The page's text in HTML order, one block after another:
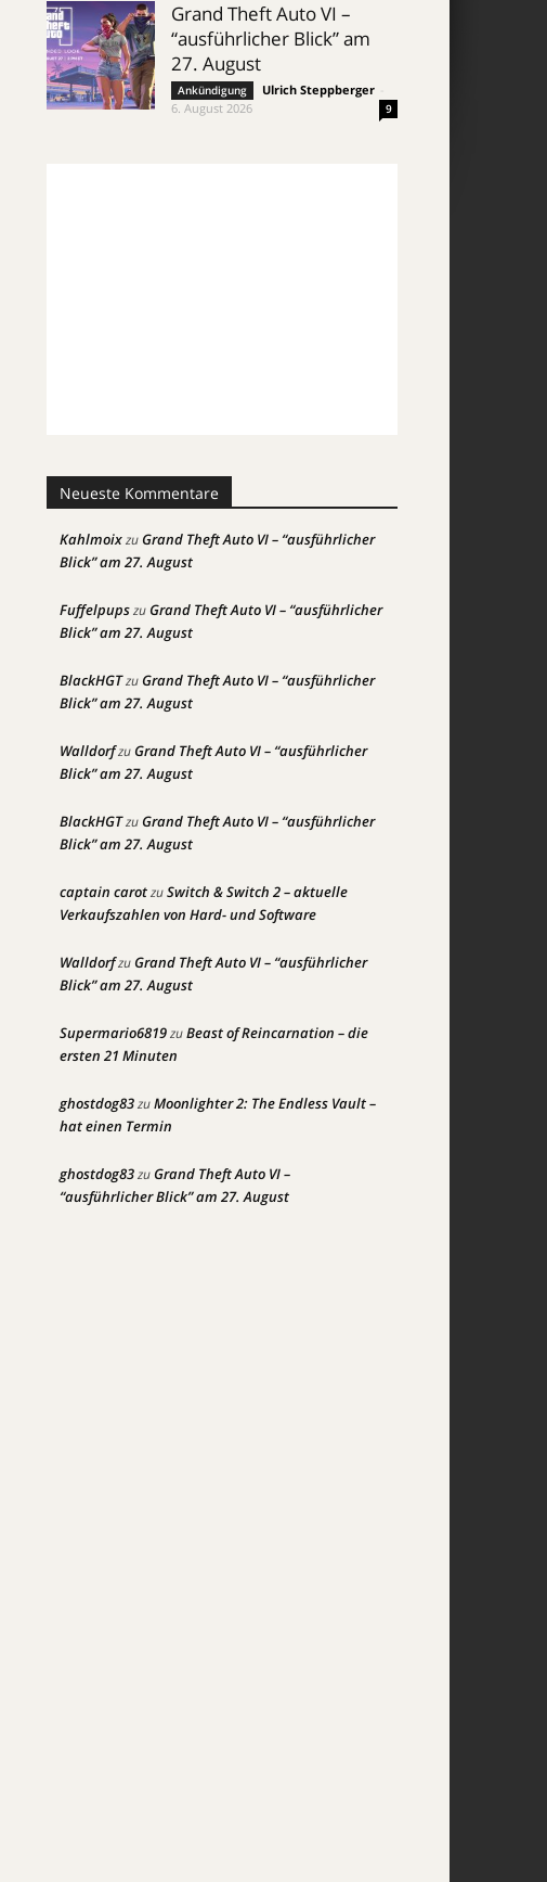
Grand Theft Auto VI –
“ausführlicher Blick” am
27. August
Ankündigung Ulrich Steppberger
6. August 2026
9
Neueste Kommentare
KahlmoixzuGrand Theft Auto VI – “ausführlicher
Blick” am 27. August
FuffelpupszuGrand Theft Auto VI – “ausführlicher
Blick” am 27. August
BlackHGTzuGrand Theft Auto VI – “ausführlicher
Blick” am 27. August
WalldorfzuGrand Theft Auto VI – “ausführlicher
Blick” am 27. August
BlackHGTzuGrand Theft Auto VI – “ausführlicher
Blick” am 27. August
captain carotzuSwitch & Switch 2 – aktuelle
Verkaufszahlen von Hard- und Software
WalldorfzuGrand Theft Auto VI – “ausführlicher
Blick” am 27. August
Supermario6819zuBeast of Reincarnation – die
ersten 21 Minuten
ghostdog83zuMoonlighter 2: The Endless Vault –
hat einen Termin
ghostdog83zuGrand Theft Auto VI –
“ausführlicher Blick” am 27. August